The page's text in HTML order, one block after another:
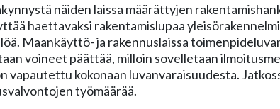
näiden laissa määrättyjen
haettavaksi rakentamislupaa
Maankäyttö- ja rakennuslaissa
voineet päättää, milloin sovelletaan
kokonaan luvanvaraisuudesta.
työmäärää.